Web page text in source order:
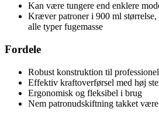
Kan være tungere end enklere
Kræver patroner i 900 ml størrelse,
alle typer fugemasse
Fordele
Robust konstruktion til
Effektiv kraftoverførsel med høj
Ergonomisk og fleksibel i brug
Nem patronudskiftning takket være